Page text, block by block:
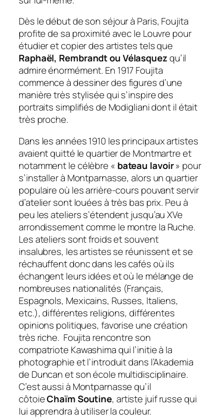
Dès le début de son séjour à Paris, Foujita
profite de sa proximité avec le Louvre pour
étudier et copier des artistes tels que
Raphaël, Rembrandt ou Vélasquezqu’il
admire énormément. En 1917 Foujita
commence à dessiner des figures d’une
manière très stylisée qui s’inspire des
portraits simplifiés de Modigliani dont il était
très proche.
Dans les années 1910 les principaux artistes
avaient quitté le quartier de Montmartre et
notamment le célèbre « bateau lavoir» pour
s’installer à Montparnasse, alors un quartier
populaire où les arrière-cours pouvant servir
d’atelier sont louées à très bas prix. Peu à
peu les ateliers s’étendent jusqu’au XVe
arrondissement comme le montre la Ruche.
Les ateliers sont froids et souvent
insalubres, les artistes se réunissent et se
réchauffent donc dans les cafés où ils
échangent leurs idées et où le mélange de
nombreuses nationalités (Français,
Espagnols, Mexicains, Russes, Italiens,
etc.), différentes religions, différentes
opinions politiques, favorise une création
très riche. Foujita rencontre son
compatriote Kawashima qui l’initie à la
photographie et l’introduit dans l’Akademia
de Duncan et son école multidisciplinaire.
C’est aussi à Montparnasse qu’il
côtoieChaïm Soutine, artiste juif russe qui
lui apprendra à utiliser la couleur.